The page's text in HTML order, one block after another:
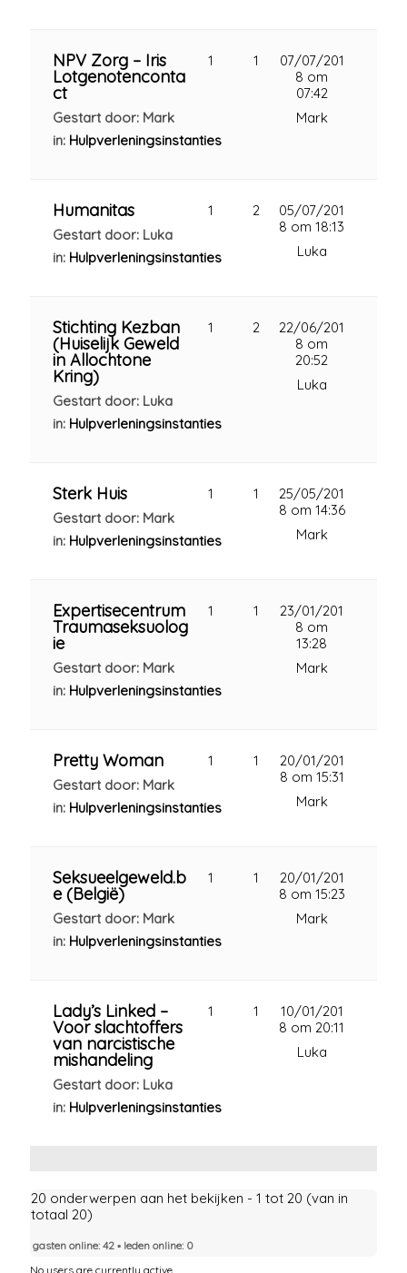
NPV Zorg – Iris
Lotgenotenconta
ct
Gestart door: Mark
in: Hulpverleningsinstanties
1 1
07/07/201
8 om
07:42
Mark
Humanitas
Gestart door: Luka
in: Hulpverleningsinstanties
1 2
05/07/201
8 om 18:13
Luka
Stichting Kezban
(Huiselijk Geweld
in Allochtone
Kring)
Gestart door: Luka
in: Hulpverleningsinstanties
1 2
22/06/201
8 om
20:52
Luka
Sterk Huis
Gestart door: Mark
in: Hulpverleningsinstanties
1 1
25/05/201
8 om 14:36
Mark
Expertisecentrum
Traumaseksuolog
ie
Gestart door: Mark
in: Hulpverleningsinstanties
1 1
23/01/201
8 om
13:28
Mark
Pretty Woman
Gestart door: Mark
in: Hulpverleningsinstanties
1 1
20/01/201
8 om 15:31
Mark
Seksueelgeweld.b
e (België)
Gestart door: Mark
in: Hulpverleningsinstanties
1 1
20/01/201
8 om 15:23
Mark
Lady’s Linked –
Voor slachtoffers
van narcistische
mishandeling
Gestart door: Luka
in: Hulpverleningsinstanties
1 1
10/01/201
8 om 20:11
Luka
20 onderwerpen aan het bekijken - 1 tot 20 (van in
totaal 20)
gasten online: 42 ▪︎ leden online: 0
No users are currently active